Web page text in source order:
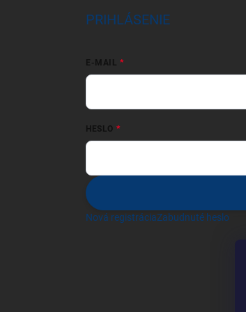
PRIHLÁSENIE
E-MAIL
HESLO
Nová registráciaZabudnuté heslo